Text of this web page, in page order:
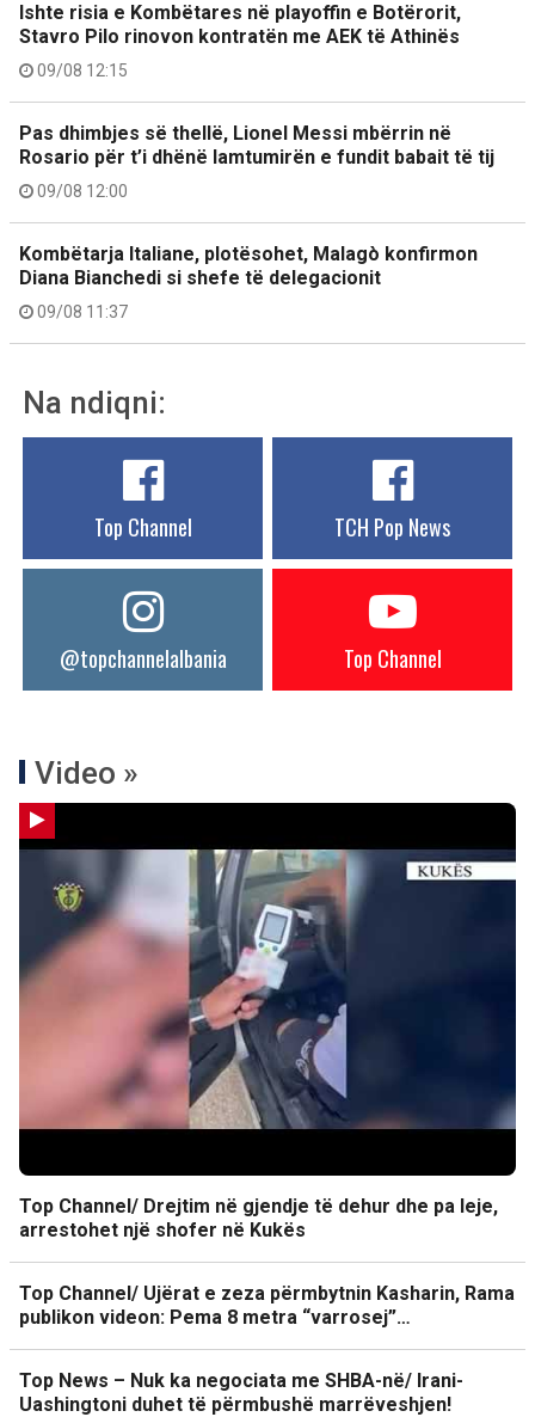
Ishte risia e Kombëtares në playoffin e Botërorit,
Stavro Pilo rinovon kontratën me AEK të Athinës
09/08 12:15
Pas dhimbjes së thellë, Lionel Messi mbërrin në
Rosario për t’i dhënë lamtumirën e fundit babait të tij
09/08 12:00
Kombëtarja Italiane, plotësohet, Malagò konfirmon
Diana Bianchedi si shefe të delegacionit
09/08 11:37
Na ndiqni:
Top Channel TCH Pop News
@topchannelalbania Top Channel
Video »
Top Channel/ Drejtim në gjendje të dehur dhe pa leje,
arrestohet një shofer në Kukës
Top Channel/ Ujërat e zeza përmbytnin Kasharin, Rama
publikon videon: Pema 8 metra “varrosej”…
Top News – Nuk ka negociata me SHBA-në/ Irani-
Uashingtoni duhet të përmbushë marrëveshjen!